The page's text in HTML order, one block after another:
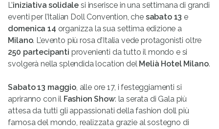
L’iniziativa solidale si inserisce in una settimana di grandi
eventi per l’Italian Doll Convention, che sabato 13 e
domenica 14 organizza la sua settima edizione a
Milano. L’evento più rosa d’Italia vede protagonisti oltre
250 partecipanti provenienti da tutto il mondo e si
svolgerà nella splendida location del Melià Hotel Milano.
Sabato 13 maggio, alle ore 17, i festeggiamenti si
apriranno con il Fashion Show: la serata di Gala più
attesa da tutti gli appassionati della fashion doll più
famosa del mondo, realizzata grazie al sostegno di